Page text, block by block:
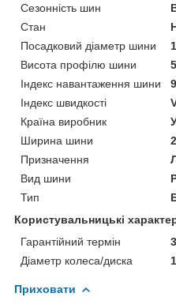
Сезонність шин
Стан
Посадковий діаметр шини
Висота профілю шини
Індекс навантаження шини
Індекс швидкості
Країна виробник
Ширина шини
Призначення
Вид шини
Тип
Користувальницькі
Гарантійний термін
Діаметр колеса/диска
Приховати